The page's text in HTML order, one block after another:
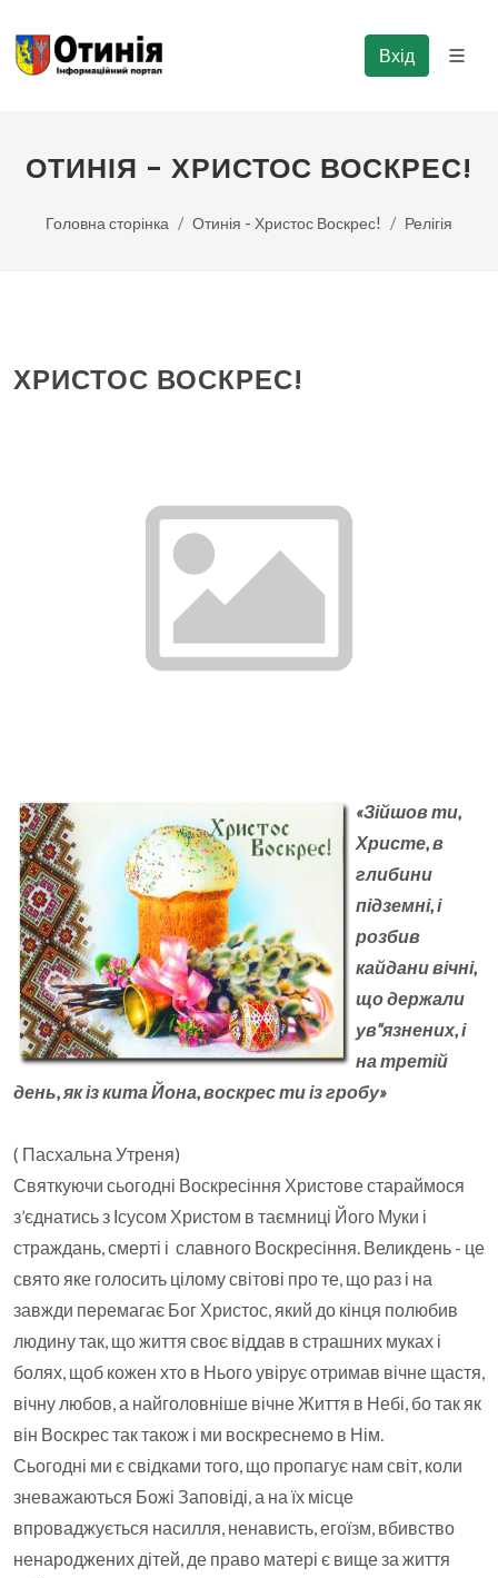
Вхід
ОТИНІЯ - ХРИСТОС ВОСКРЕС!
Головна сторінка Отинія - Христос Воскрес! Релігія
ХРИСТОС ВОСКРЕС!
«Зійшов ти,
Христе, в
глибини
підземні, і
розбив
кайдани вічні,
що держали
ув“язнених, і
на третій
день, як із кита Йона, воскрес ти із гробу»
( Пасхальна Утреня)
Святкуючи сьогодні Воскресіння Христове стараймося
з’єднатись з Ісусом Христом в таємниці Його Муки і
страждань, смерті і славного Воскресіння. Великдень - це
свято яке голосить цілому світові про те, що раз і на
завжди перемагає Бог Христос, який до кінця полюбив
людину так, що життя своє віддав в страшних муках і
болях, щоб кожен хто в Нього увірує отримав вічне щастя,
вічну любов, а найголовніше вічне Життя в Небі, бо так як
він Воскрес так також і ми воскреснемо в Нім.
Сьогодні ми є свідками того, що пропагує нам світ, коли
зневажаються Божі Заповіді, а на їх місце
впроваджується насилля, ненависть, егоїзм, вбивство
ненароджених дітей, де право матері є вище за життя